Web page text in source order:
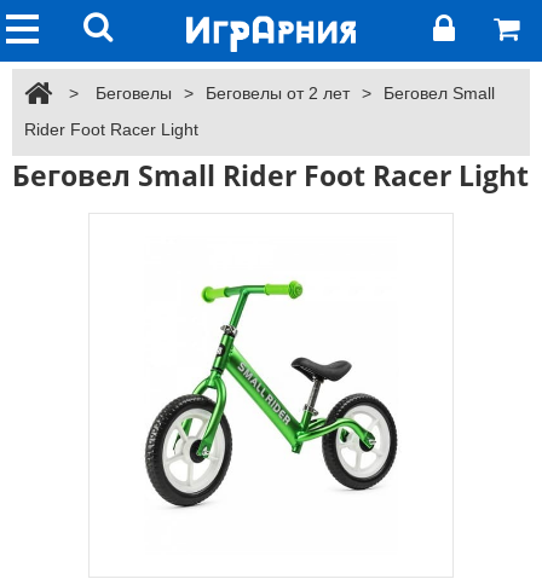
> Беговелы > Беговелы от 2 лет >
Беговел Small
Rider Foot Racer Light
Беговел Small Rider Foot Racer Light